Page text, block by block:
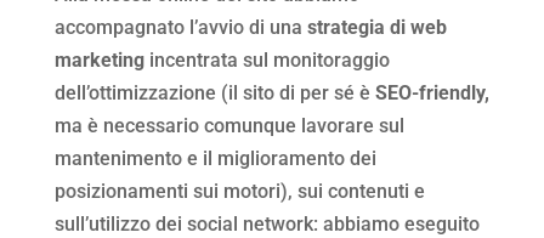
accompagnato l’avvio di una strategia di web
marketingincentrata sul monitoraggio
dell’ottimizzazione (il sito di per sé è SEO-friendly,
ma è necessario comunque lavorare sul
mantenimento e il miglioramento dei
posizionamenti sui motori), sui contenuti e
sull’utilizzo dei social network: abbiamo eseguito